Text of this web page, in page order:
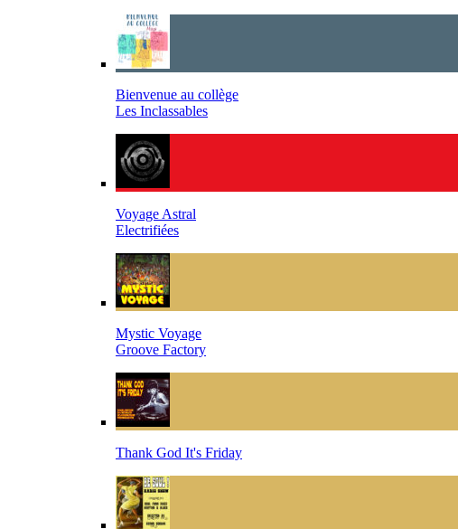
Bienvenue au collège
Les Inclassables
Voyage Astral
Electrifiées
Mystic Voyage
Groove Factory
Thank God It's Friday